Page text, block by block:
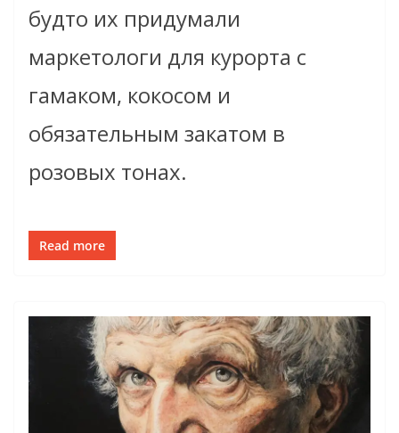
будто их придумали
маркетологи для курорта с
гамаком, кокосом и
обязательным закатом в
розовых тонах.
Read more